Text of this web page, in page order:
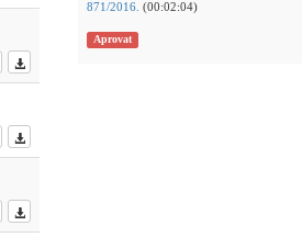
871/2016. (00:02:04)
Aprovat